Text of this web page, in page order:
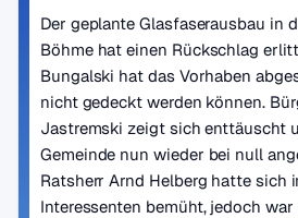
Der geplante Glasfaserausbau in
Böhme hat einen Rückschlag
Bungalski hat das Vorhaben
nicht gedeckt werden können.
Jastremski zeigt sich enttäuscht
Gemeinde nun wieder bei null
Ratsherr Arnd Helberg hatte sich
Interessenten bemüht, jedoch